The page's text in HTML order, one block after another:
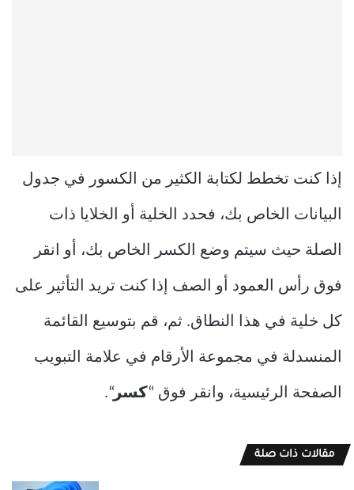
إذا كنت تخطط لكتابة الكثير من الكسور في جدول
البيانات الخاص بك، فحدد الخلية أو الخلايا ذات
الصلة حيث سيتم وضع الكسر الخاص بك، أو انقر
فوق رأس العمود أو الصف إذا كنت تريد التأثير على
كل خلية في هذا النطاق. ثم، قم بتوسيع القائمة
المنسدلة في مجموعة الأرقام في علامة التبويب
الصفحة الرئيسية، وانقر فوق “ كسر“.
مقالات ذات صلة